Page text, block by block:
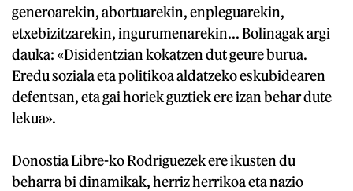
generoarekin, abortuarekin, enpleguarekin,
etxebizitzarekin, ingurumenarekin... Bolinagak argi
dauka: «Disidentzian kokatzen dut geure burua.
Eredu soziala eta politikoa aldatzeko eskubidearen
defentsan, eta gai horiek guztiek ere izan behar dute
lekua».
Donostia Libre-ko Rodriguezek ere ikusten du
beharra bi dinamikak, herriz herrikoa eta nazio